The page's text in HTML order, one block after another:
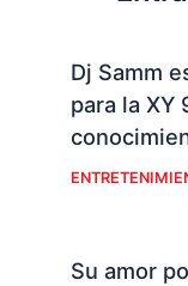
Dj Samm
para la XY
Su amor